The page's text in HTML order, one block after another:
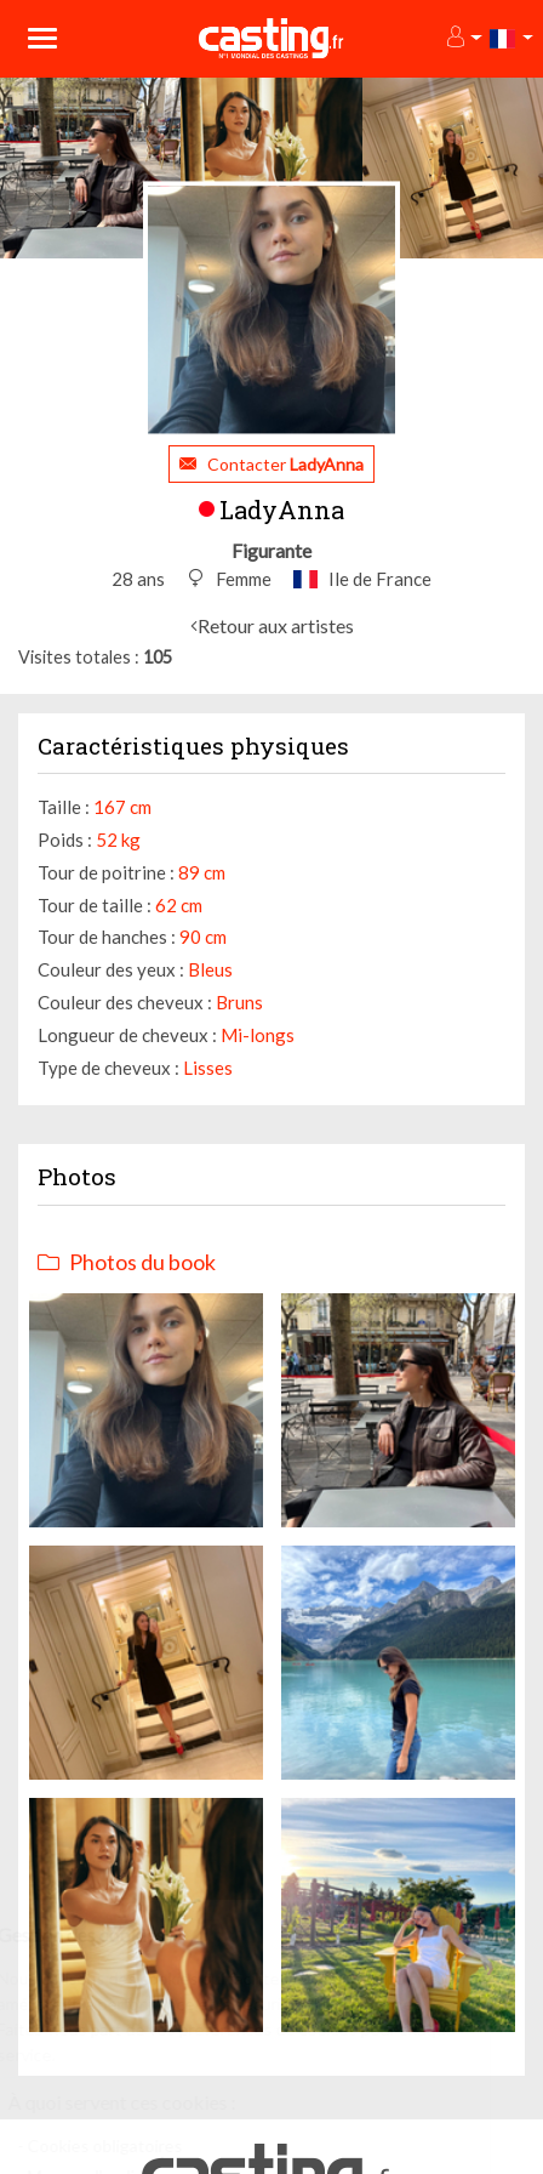
ContacterLadyAnna
LadyAnna
Figurante
28 ans Femme Ile de France
Retour aux artistes
Visites totales 105
Caractéristiques physiques
Taille : 167 cm
Poids : 52 kg
Tour de poitrine : 89 cm
Tour de taille : 62 cm
Tour de hanches : 90 cm
Couleur des yeux : Bleus
Couleur des cheveux : Bruns
Longueur de cheveux : Mi-longs
Type de cheveux : Lisses
Photos
Photos du book
Gestion des cookies
Nous utilisons des cookies qui facilitent l'utilisation du site,
améliorent la performance et la sécurité du site internet.
Faites-nous part de vos préférences de cookies pour chaque